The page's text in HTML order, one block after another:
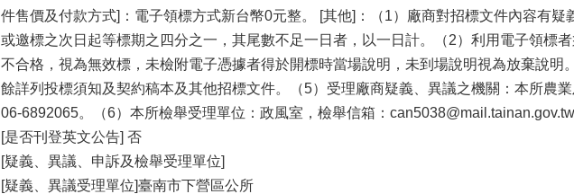
件售價及付款方式]：電子領標方式新台幣0元整。 [其他]：（1）廠商對招標文件內容有
或邀標之次日起等標期之四分之一，其尾數不足一日者，以一日計。（2）利用電子領標
不合格，視為無效標，未檢附電子憑據者得於開標時當場說明，未到場說明視為放棄說明
餘詳列投標須知及契約稿本及其他招標文件。（5）受理廠商疑義、異議之機關：本所農
06-6892065。（6）本所檢舉受理單位：政風室，檢舉信箱：
[是否刊登英文公告] 否
[疑義、異議、申訴及檢舉受理單位]
[疑義、異議受理單位]臺南市下營區公所